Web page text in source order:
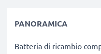
PANORAMICA
Batteria di ricambio